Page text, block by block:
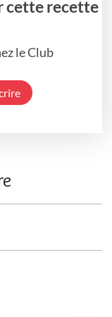
cette recette
le Club